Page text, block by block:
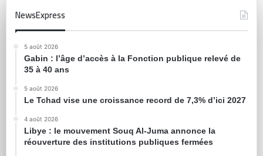
NewsExpress
5 août 2026
Gabin : l’âge d’accès à la Fonction publique relevé de
35 à 40 ans
5 août 2026
Le Tchad vise une croissance record de 7,3% d’ici 2027
4 août 2026
Libye : le mouvement Souq Al-Juma annonce la
réouverture des institutions publiques fermées